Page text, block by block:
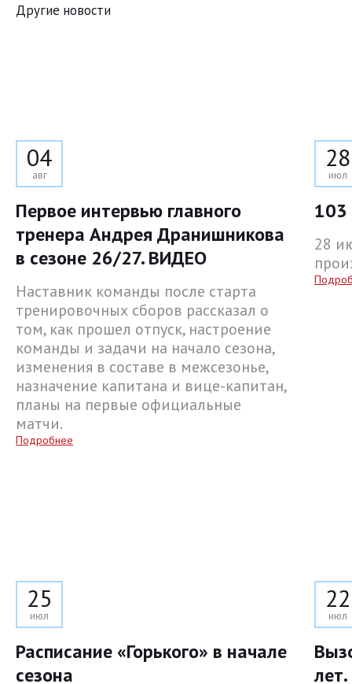
Другие новости
04
авг
Первое интервью главного
тренера Андрея Дранишникова
в сезоне 26/27. ВИДЕО
Наставник команды после старта
тренировочных сборов рассказал о
том, как прошел отпуск, настроение
команды и задачи на начало сезона,
изменения в составе в межсезонье,
назначение капитана и вице-капитан,
планы на первые официальные
матчи.
Подробнее
28
июл
103
28
25
июл
Расписание «Горького» в начале
сезона
22
июл